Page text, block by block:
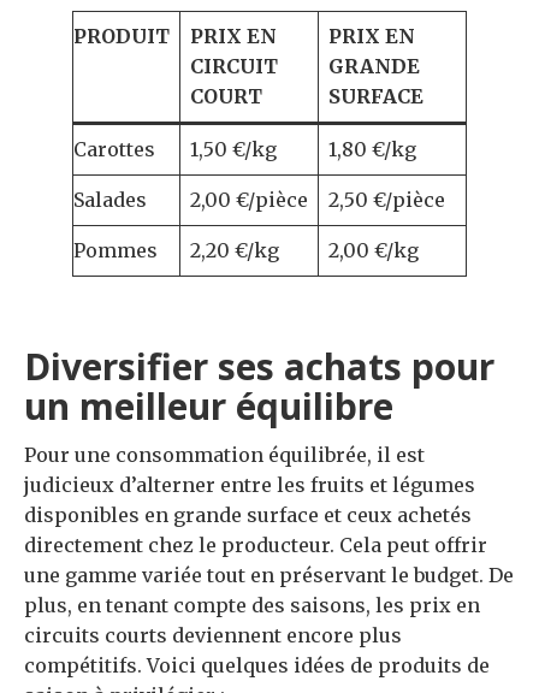
PRODUIT
PRIX EN
CIRCUIT
COURT
PRIX EN
GRANDE
SURFACE
Carottes 1,50 €/kg 1,80 €/kg
Salades 2,00 €/pièce 2,50 €/pièce
Pommes 2,20 €/kg 2,00 €/kg
Diversifier ses achats pour
un meilleur équilibre
Pour une consommation équilibrée, il est
judicieux d’alterner entre les fruits et légumes
disponibles en grande surface et ceux achetés
directement chez le producteur. Cela peut offrir
une gamme variée tout en préservant le budget. De
plus, en tenant compte des saisons, les prix en
circuits courts deviennent encore plus
compétitifs. Voici quelques idées de produits de